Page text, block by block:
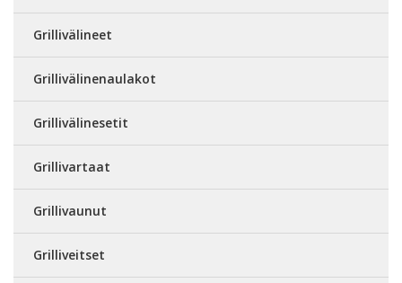
Grillivälineet
Grillivälinenaulakot
Grillivälinesetit
Grillivartaat
Grillivaunut
Grilliveitset